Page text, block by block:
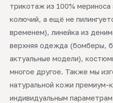
трикотаж из 100% мериноса
колючий, а ещё не
временем), линейка из
верхняя одежда (бомберы,
актуальные модели),
многое другое. Также мы
натуральной кожи премиум-
индивидуальным